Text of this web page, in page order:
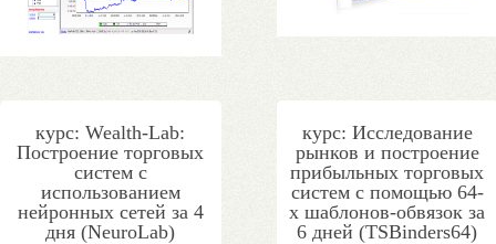
курс: Wealth-Lab:
Построение торговых
систем с
использованием
нейронных сетей за 4
дня (NeuroLab)
курс: Исследование
рынков и построение
прибыльных торговых
систем с помощью 64-
х шаблонов-обвязок за
6 дней (TSBinders64)